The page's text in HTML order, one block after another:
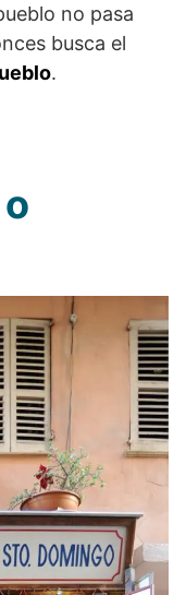
no pasa
busca el
.